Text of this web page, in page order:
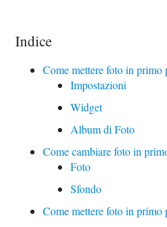
Indice
Come mettere foto in primo
Impostazioni
Widget
Album di Foto
Come cambiare foto in
Foto
Sfondo
Come mettere foto in primo